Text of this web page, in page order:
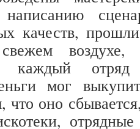
качеств,
воздухе,
каждый отряд
мог
что оно